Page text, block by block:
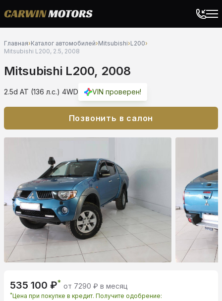
Главная›Каталог автомобилей›Mitsubishi›L200›
Mitsubishi L200, 2.5, 2008
Mitsubishi L200, 2008
2.5d AT (136 л.с.) 4WD VIN проверен!
Позвонить в салон
535 100 ₽* от 7290 ₽ в месяц
*Цена при покупке в кредит. Получите одобрение: